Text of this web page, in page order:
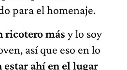
para el homenaje.
ricotero más y lo soy
así que eso en lo
estar ahí en el lugar